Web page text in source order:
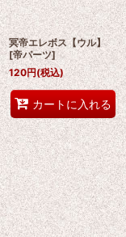
冥帝エレボス【ウル】
[帝パーツ]
120円(税込)
カートに入れる